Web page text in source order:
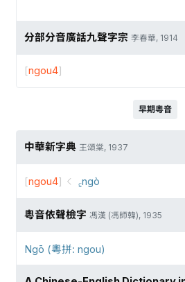
分部分音廣話九聲字宗 李春華, 1914
[ngou4]
早期粵音
中華新字典 王頌棠, 1937
[ngou4] ꜁ngò
粵音依聲檢字 馮漢 (馮師韓), 1935
Ngō (粵拼: ngou)